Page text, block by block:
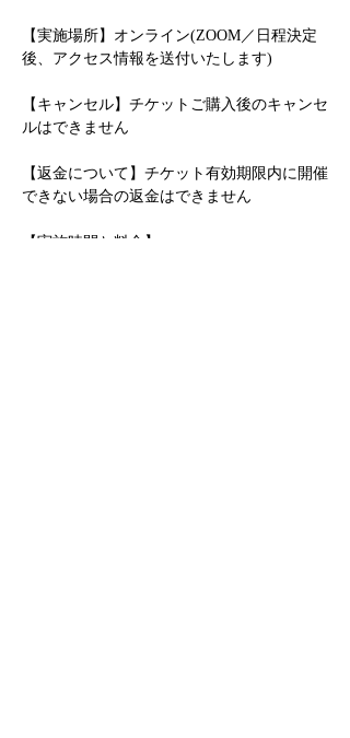
【実施場所】オンライン(ZOOM／日程決定
後、アクセス情報を送付いたします)
【キャンセル】チケットご購入後のキャンセ
ルはできません
【返金について】チケット有効期限内に開催
できない場合の返金はできません
【実施時間と料金】